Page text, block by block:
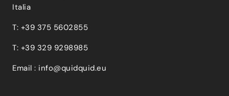
Italia
T: +39 375 5602855
T: +39 329 9298985
Email : info@quidquid.eu